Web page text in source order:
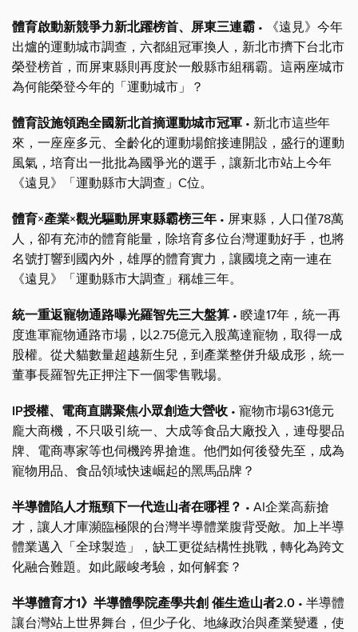
體育啟動新競爭力新北躍榜首、屏東三連霸 • 《遠見》今年
出爐的運動城市調查，六都組冠軍換人，新北市擠下台北市
榮登榜首，而屏東縣則再度於一般縣市組稱霸。這兩座城市
為何能榮登今年的「運動城市」？
體育設施領跑全國新北首摘運動城市冠軍 • 新北市這些年
來，一座座多元、全齡化的運動場館接連開設，盛行的運動
風氣，培育出一批批為國爭光的選手，讓新北市站上今年
《遠見》「運動縣市大調查」C位。
體育×產業×觀光驅動屏東縣霸榜三年 • 屏東縣，人口僅78萬
人，卻有充沛的體育能量，除培育多位台灣運動好手，也將
名號打響到國內外，雄厚的體育實力，讓國境之南一連在
《遠見》「運動縣市大調查」稱雄三年。
統一重返寵物通路曝光羅智先三大盤算 • 睽違17年，統一再
度進軍寵物通路市場，以2.75億元入股萬達寵物，取得一成
股權。從犬貓數量超越新生兒，到產業整併升級成形，統一
董事長羅智先正押注下一個零售戰場。
IP授權、電商直購聚焦小眾創造大營收 • 寵物市場631億元
龐大商機，不只吸引統一、大成等食品大廠投入，連母嬰品
牌、電商專家等也伺機跨界搶進。他們如何後發先至，成為
寵物用品、食品領域快速崛起的黑馬品牌？
半導體陷人才瓶頸下一代造山者在哪裡？ • AI企業高薪搶
才，讓人才庫瀕臨極限的台灣半導體業腹背受敵。加上半導
體業邁入「全球製造」，缺工更從結構性挑戰，轉化為跨文
化融合難題。如此嚴峻考驗，如何解套？
半導體育才1》半導體學院產學共創 催生造山者2.0 • 半導體
讓台灣站上世界舞台，但少子化、地緣政治與產業變遷，使